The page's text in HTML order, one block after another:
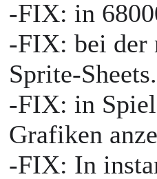
-FIX: in
-FIX: bei der
Sprite-Sheets.
-FIX: in
Grafiken
-FIX: In